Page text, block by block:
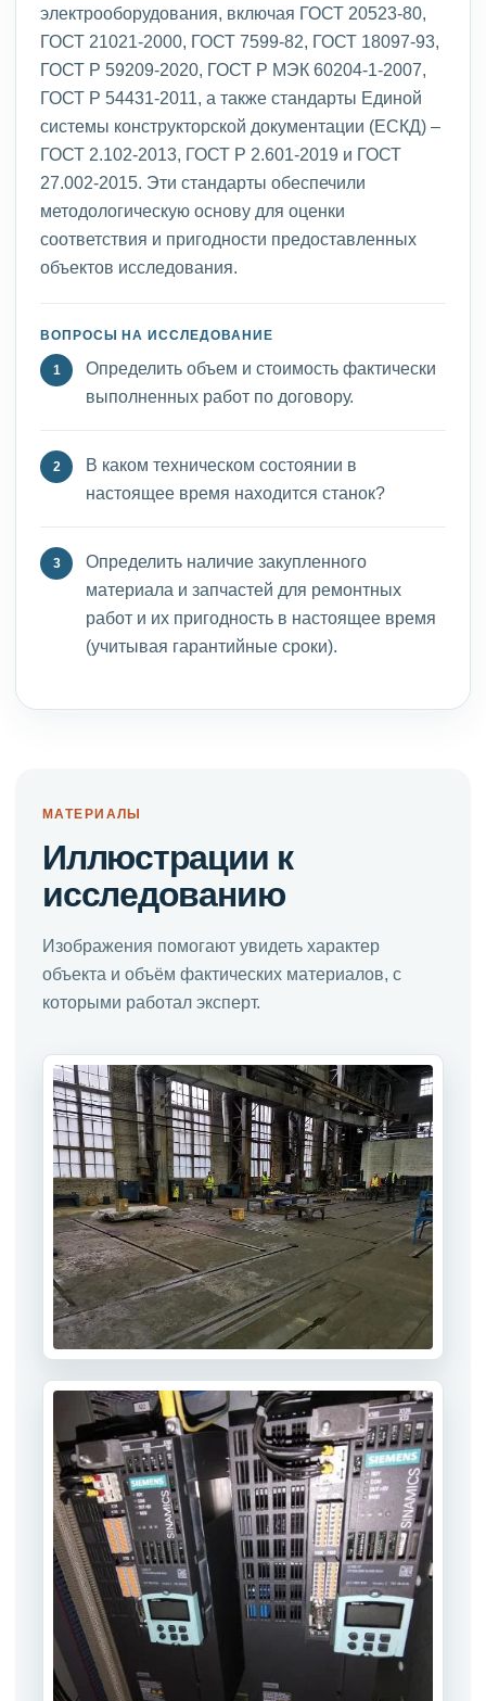
электрооборудования, включая ГОСТ 20523-80,
ГОСТ 21021-2000, ГОСТ 7599-82, ГОСТ 18097-93,
ГОСТ Р 59209-2020, ГОСТ Р МЭК 60204-1-2007,
ГОСТ Р 54431-2011, а также стандарты Единой
системы конструкторской документации (ЕСКД) –
ГОСТ 2.102-2013, ГОСТ Р 2.601-2019 и ГОСТ
27.002-2015. Эти стандарты обеспечили
методологическую основу для оценки
соответствия и пригодности предоставленных
объектов исследования.
ВОПРОСЫ НА ИССЛЕДОВАНИЕ
Определить объем и стоимость фактически
выполненных работ по договору.
В каком техническом состоянии в
настоящее время находится станок?
Определить наличие закупленного
материала и запчастей для ремонтных
работ и их пригодность в настоящее время
(учитывая гарантийные сроки).
МАТЕРИАЛЫ
Иллюстрации к
исследованию
Изображения помогают увидеть характер
объекта и объём фактических материалов, с
которыми работал эксперт.